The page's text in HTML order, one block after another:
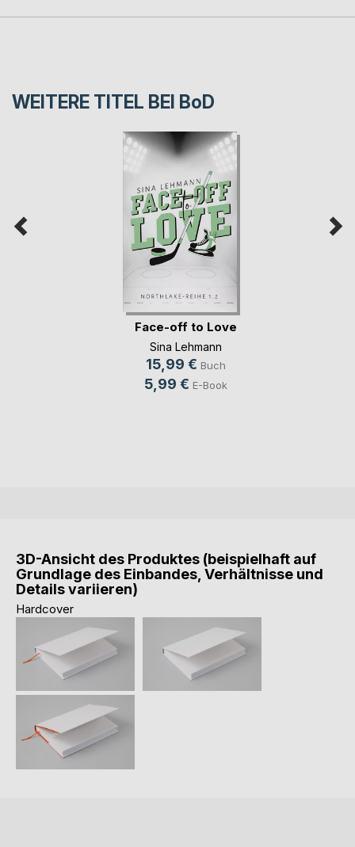
WEITERE TITEL BEI BoD
Face-off to Love
Sina Lehmann
15,99 € Buch
5,99 € E-Book
3D-Ansicht des Produktes (beispielhaft auf
Grundlage des Einbandes, Verhältnisse und
Details variieren)
Hardcover